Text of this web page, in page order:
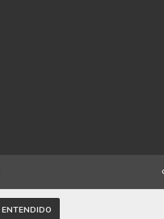
ENTENDIDO